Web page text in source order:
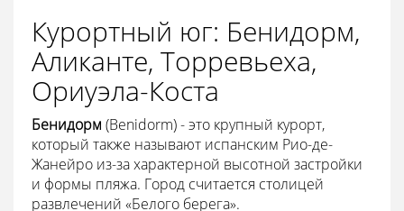
Курортный юг: Бенидорм,
Аликанте, Торревьеха,
Ориуэла-Коста
Бенидорм (Benidorm) - это крупный курорт,
который также называют испанским Рио-де-
Жанейро из-за характерной высотной застройки
и формы пляжа. Город считается столицей
развлечений «Белого берега».